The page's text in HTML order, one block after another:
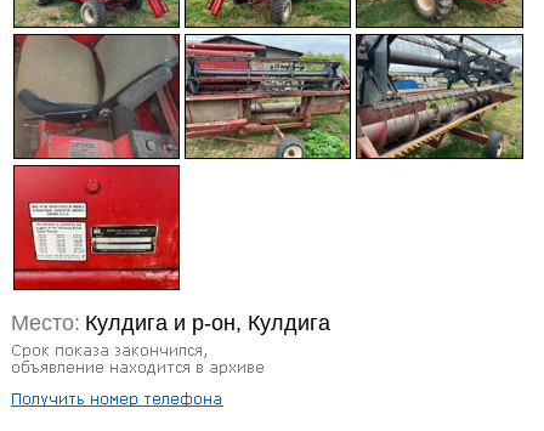
Место: Кулдига и р-он, Кулдига